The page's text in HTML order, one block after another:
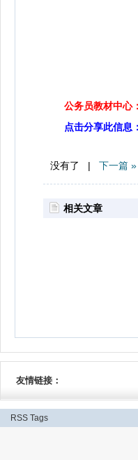
公务员教材中心
点击分享此信息：
没有了 | 下一篇 »
相关文章
友情链接：
RSS Tags